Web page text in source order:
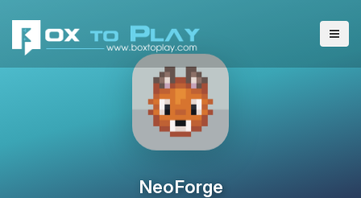
NeoForge